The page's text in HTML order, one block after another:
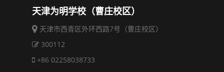
天津为明学校（曹庄校区）
天津市西青区外环西路7号（曹庄校区）
300112
+86 02258038733